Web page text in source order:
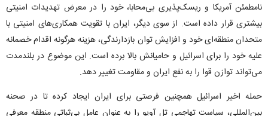
نامطمئن آمریکا و ریسک‌پذیری بی‌محابا، خود را در معرض تهدیدات امنیتی
بیشتری قرار داده است. از سوی دیگر، ایران با تقویت همکاری‌های امنیتی با
متحدان منطقه‌ای خود و افزایش توان بازدارندگی، هزینه هرگونه اقدام خصمانه
علیه خود را برای اسرائیل و حامیانش بالا برده است. این موضوع در بلندمدت
می‌تواند توازن قوا را به نفع ایران و مقاومت تغییر دهد.
حمله اخیر اسرائیل همچنین فرصتی برای ایران ایجاد کرده تا در صحنه